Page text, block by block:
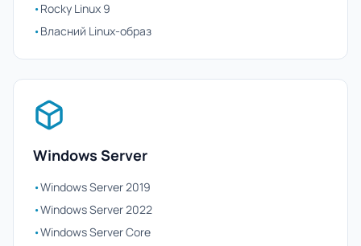
•Rocky Linux 9
•Власний Linux-образ
Windows Server
•Windows Server 2019
•Windows Server 2022
•Windows Server Core